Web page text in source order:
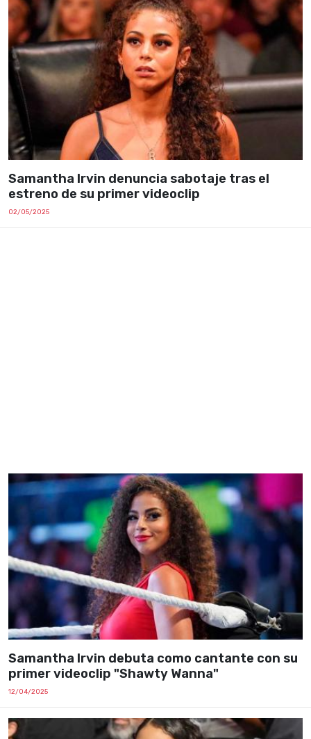
Samantha Irvin denuncia sabotaje tras el
estreno de su primer videoclip
02/05/2025
Samantha Irvin debuta como cantante con su
primer videoclip "Shawty Wanna"
12/04/2025